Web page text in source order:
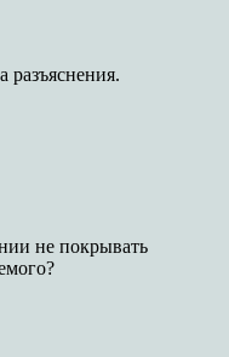
разъяснения.
не покрывать